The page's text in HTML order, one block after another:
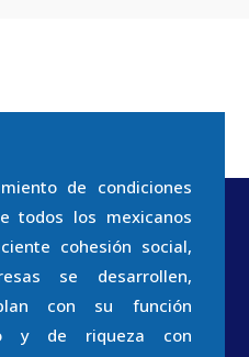
de condiciones
todos los mexicanos
cohesión social,
se desarrollen,
con su función
y de riqueza con